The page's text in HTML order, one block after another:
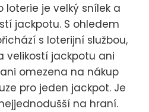
loterie je velký snílek a
jackpotu. S ohledem
s loterijní službou,
velikostí jackpotu ani
omezena na nákup
pro jeden jackpot. Je
na hraní.